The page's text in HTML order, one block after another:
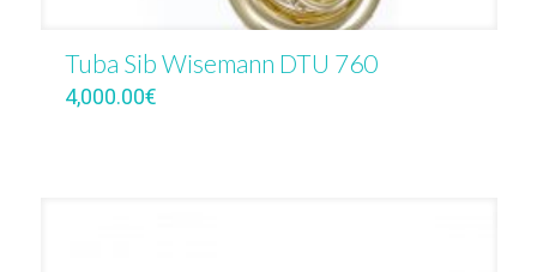
Tuba Sib Wisemann DTU 760
4,000.00€